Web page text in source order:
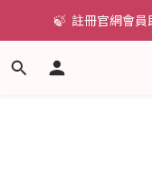
🍃  註冊官網會